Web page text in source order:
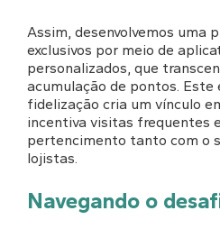
Assim, desenvolvemos uma
exclusivos por meio de
personalizados, que
acumulação de pontos. Este
fidelização cria um vínculo
incentiva visitas frequentes
pertencimento tanto com o
lojistas.
Navegando o